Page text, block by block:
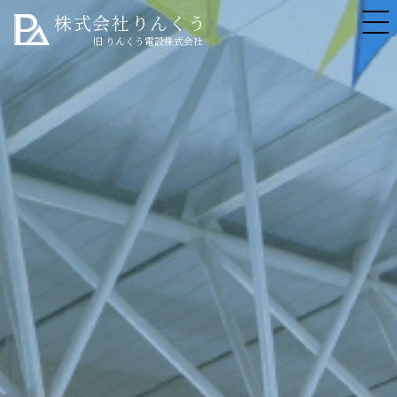
株式会社りんくう
旧 りんくう電設株式会社